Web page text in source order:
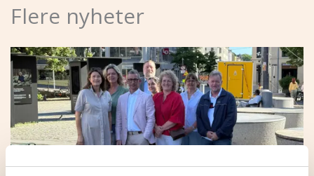
Flere nyheter